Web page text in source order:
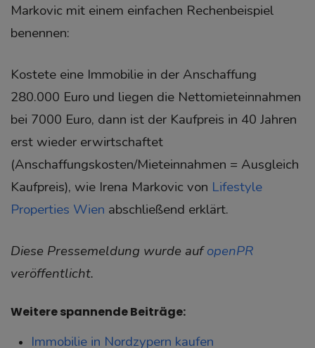
Markovic mit einem einfachen Rechenbeispiel
benennen:
Kostete eine Immobilie in der Anschaffung
280.000 Euro und liegen die Nettomieteinnahmen
bei 7000 Euro, dann ist der Kaufpreis in 40 Jahren
erst wieder erwirtschaftet
(Anschaffungskosten/Mieteinnahmen = Ausgleich
Kaufpreis), wie Irena Markovic von Lifestyle
Properties Wien abschließend erklärt.
Diese Pressemeldung wurde aufopenPR
veröffentlicht.
Weitere spannende Beiträge:
Immobilie in Nordzypern kaufen